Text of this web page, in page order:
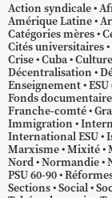
Action syndicale
Amérique Latine
Catégories mères
Cités universitaires
Crise Cuba Culture
Décentralisation
Enseignement
Fonds
Franche-comté
Immigration
International ESU
Marxisme Mixité
Nord Normandie
PSU 60-90
Sections Social